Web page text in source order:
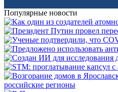
Популярные новости
российские регионы